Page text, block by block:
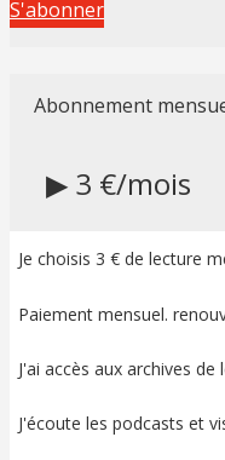
S'abonner
Abonnement
▶ 3 €/mois
Je choisis 3 € de lecture
Paiement mensuel.
J'ai accès aux archives de
J'écoute les podcasts et